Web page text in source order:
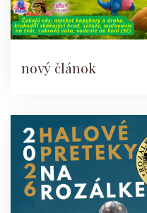
nový článok